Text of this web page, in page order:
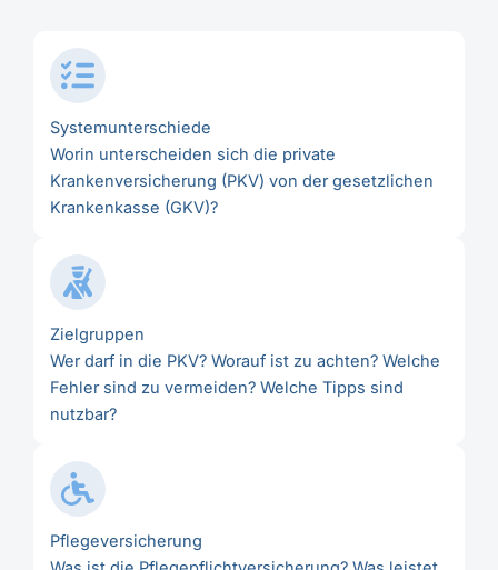
Systemunterschiede
Worin unterscheiden sich die private
Krankenversicherung (PKV) von der gesetzlichen
Krankenkasse (GKV)?
Zielgruppen
Wer darf in die PKV? Worauf ist zu achten? Welche
Fehler sind zu vermeiden? Welche Tipps sind
nutzbar?
Pflegeversicherung